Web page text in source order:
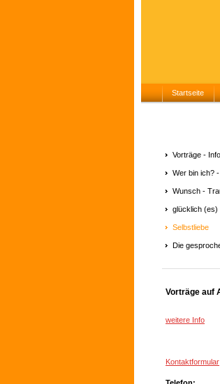
Startseite
Vorträge -
Wer bin ich?
Wunsch -
glücklich (es)
Selbstliebe
Die
Vorträge auf
weitere Info
Kontaktformular